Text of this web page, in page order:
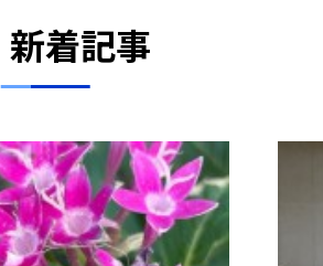
新着記事